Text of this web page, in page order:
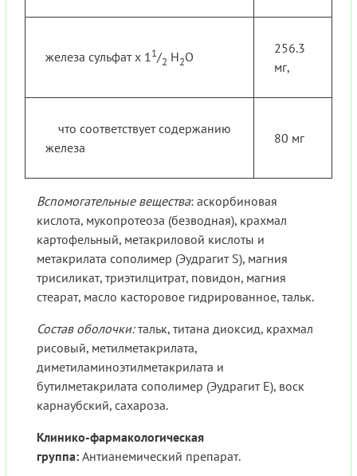
железа сульфат х 1 1/2 H2O
256.3
мг,
что соответствует содержанию
железа
80 мг
Вспомогательные вещества: аскорбиновая
кислота, мукопротеоза (безводная), крахмал
картофельный, метакриловой кислоты и
метакрилата сополимер (Эудрагит S), магния
трисиликат, триэтилцитрат, повидон, магния
стеарат, масло касторовое гидрированное, тальк.
Состав оболочки:тальк, титана диоксид, крахмал
рисовый, метилметакрилата,
диметиламиноэтилметакрилата и
бутилметакрилата сополимер (Эудрагит E), воск
карнаубский, сахароза.
Клинико-фармакологическая
группа: Антианемический препарат.